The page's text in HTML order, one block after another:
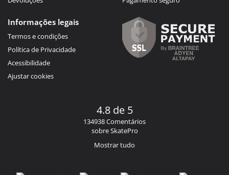
Informações legais
Termos e condições
Política de Privacidade
Acessibilidade
Ajustar cookies
4.8 de 5
134938 Comentários
sobre SkatePro
Mostrar tudo